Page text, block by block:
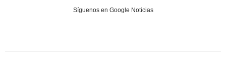
Síguenos en Google Noticias